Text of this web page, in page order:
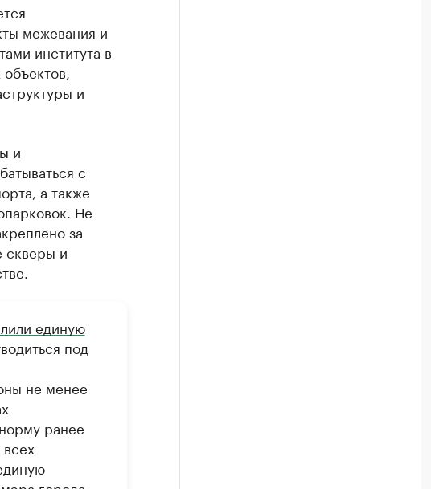
межевания и
института в
и
и
с
а также
Не
за
скверы и
единую
под
не менее
ранее